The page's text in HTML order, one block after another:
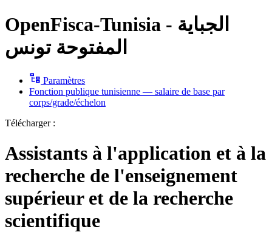
OpenFisca-Tunisia - الجباية
المفتوحة تونس
Paramètres
Fonction publique tunisienne — salaire de base par
corps/grade/échelon
Télécharger :
Assistants à l'application et à la
recherche de l'enseignement
supérieur et de la recherche
scientifique